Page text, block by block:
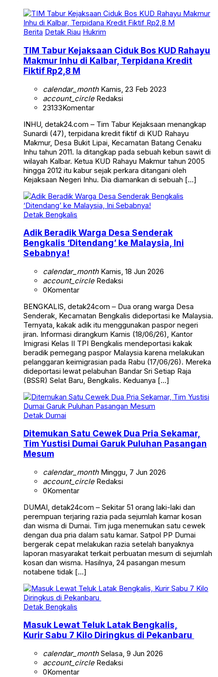
Berita Detak Riau Hukrim
TIM Tabur Kejaksaan Ciduk Bos KUD Rahayu
Makmur Inhu di Kalbar, Terpidana Kredit
Fiktif Rp2,8 M
calendar_monthKamis, 23 Feb 2023
account_circleRedaksi
23133Komentar
INHU, detak24.com – Tim Tabur Kejaksaan menangkap
Sunardi (47), terpidana kredit fiktif di KUD Rahayu
Makmur, Desa Bukit Lipai, Kecamatan Batang Cenaku
Inhu tahun 2011. Ia ditangkap pada sebuah kebun sawit di
wilayah Kalbar. Ketua KUD Rahayu Makmur tahun 2005
hingga 2012 itu kabur sejak perkara ditangani oleh
Kejaksaan Negeri Inhu. Dia diamankan di sebuah […]
Detak Bengkalis
Adik Beradik Warga Desa Senderak
Bengkalis ‘Ditendang’ ke Malaysia, Ini
Sebabnya!
calendar_monthKamis, 18 Jun 2026
account_circleRedaksi
0Komentar
BENGKALIS, detak24com – Dua orang warga Desa
Senderak, Kecamatan Bengkalis dideportasi ke Malaysia.
Ternyata, kakak adik itu menggunakan paspor negeri
jiran. Informasi dirangkum Kamis (18/06/26), Kantor
Imigrasi Kelas II TPI Bengkalis mendeportasi kakak
beradik pemegang paspor Malaysia karena melakukan
pelanggaran keimigrasian pada Rabu (17/06/26). Mereka
dideportasi lewat pelabuhan Bandar Sri Setiap Raja
(BSSR) Selat Baru, Bengkalis. Keduanya […]
Detak Dumai
Ditemukan Satu Cewek Dua Pria Sekamar,
Tim Yustisi Dumai Garuk Puluhan Pasangan
Mesum
calendar_monthMinggu, 7 Jun 2026
account_circleRedaksi
0Komentar
DUMAI, detak24com – Sekitar 51 orang laki-laki dan
perempuan terjaring razia pada sejumlah kamar kosan
dan wisma di Dumai. Tim juga menemukan satu cewek
dengan dua pria dalam satu kamar. Satpol PP Dumai
bergerak cepat melakukan razia setelah banyaknya
laporan masyarakat terkait perbuatan mesum di sejumlah
kosan dan wisma. Hasilnya, 24 pasangan mesum
notabene tidak […]
Detak Bengkalis
Masuk Lewat Teluk Latak Bengkalis,
Kurir Sabu 7 Kilo Diringkus di Pekanbaru
calendar_monthSelasa, 9 Jun 2026
account_circleRedaksi
0Komentar